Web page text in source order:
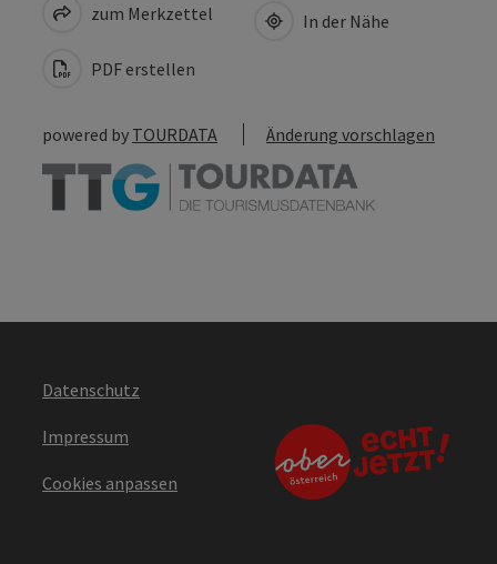
zum Merkzettel
PDF erstellen
In der Nähe
powered by TOURDATA Änderung vorschlagen
Datenschutz
Impressum
Cookies anpassen